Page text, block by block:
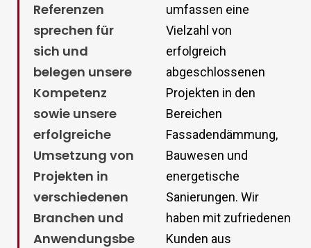
Referenzen
sprechen für
sich und
belegen unsere
Kompetenz
sowie unsere
erfolgreiche
Umsetzung von
Projekten in
verschiedenen
Branchen und
Anwendungsbe
umfassen eine
Vielzahl von
erfolgreich
abgeschlossenen
Projekten in den
Bereichen
Fassadendämmung,
Bauwesen und
energetische
Sanierungen. Wir
haben mit zufriedenen
Kunden aus